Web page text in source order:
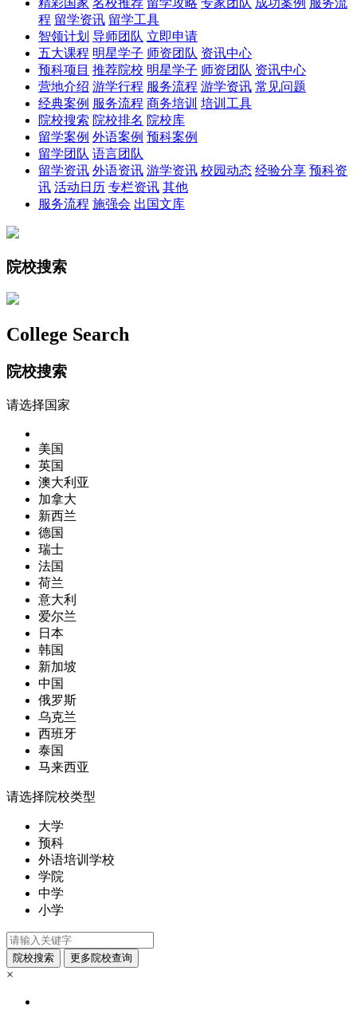
精彩国家 名校推荐 留学攻略 专家团队 成功案例 服务流
程 留学资讯 留学工具
智领计划 导师团队 立即申请
五大课程 明星学子 师资团队 资讯中心
预科项目 推荐院校 明星学子 师资团队 资讯中心
营地介绍 游学行程 服务流程 游学资讯 常见问题
经典案例 服务流程 商务培训 培训工具
院校搜索 院校排名 院校库
留学案例 外语案例 预科案例
留学团队 语言团队
留学资讯 外语资讯 游学资讯 校园动态 经验分享 预科资
讯 活动日历 专栏资讯 其他
服务流程 施强会 出国文库
院校搜索
College Search
院校搜索
请选择国家
美国
英国
澳大利亚
加拿大
新西兰
德国
瑞士
法国
荷兰
意大利
爱尔兰
日本
韩国
新加坡
中国
俄罗斯
乌克兰
西班牙
泰国
马来西亚
请选择院校类型
大学
预科
外语培训学校
学院
中学
小学
×